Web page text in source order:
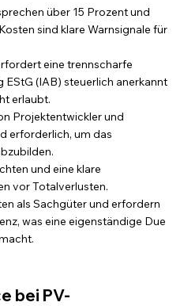
über 15 Prozent und
sind klare Warnsignale für
eine trennscharfe
EStG (IAB) steuerlich anerkannt
erlaubt.
Projektentwickler und
erforderlich, um das
und eine klare
vor Totalverlusten.
als Sachgüter und erfordern
was eine eigenständige Due
bei PV-